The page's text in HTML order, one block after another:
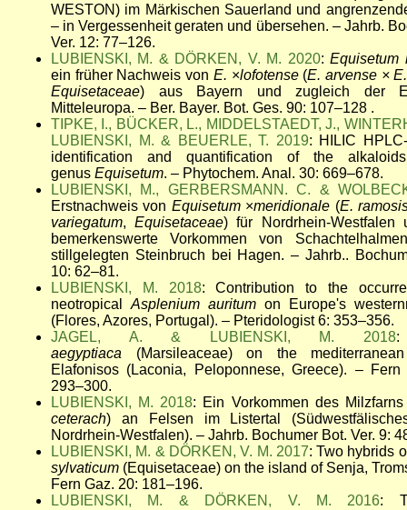
WESTON) im Märkischen Sauerland und
– in Vergessenheit geraten und übersehen. – Jahrb.
Ver. 12: 77–126.
LUBIENSKI, M. & DÖRKEN, V. M. 2020:Equisetum
ein früher Nachweis von E. ×lofotense(E. arvense ×
Equisetaceae) aus Bayern und zugleich der
Mitteleuropa. – Ber. Bayer. Bot. Ges. 90: 107–128 .
TIPKE, I., BÜCKER, L., MIDDELSTAEDT, J.,
LUBIENSKI, M. & BEUERLE, T. 2019: HILIC
identification and quantification of the
genus Equisetum. – Phytochem. Anal. 30: 669–678.
LUBIENSKI, M., GERBERSMANN. C. &
Erstnachweis von Equisetum ×meridionale (E.
variegatum,Equisetaceae) für Nordrhein-Westfalen
bemerkenswerte Vorkommen von
stillgelegten Steinbruch bei Hagen. – Jahrb..
10: 62–81.
LUBIENSKI, M. 2018: Contribution to the
neotropical Asplenium auritum on Europe's
(Flores, Azores, Portugal). – Pteridologist 6: 353–356.
JAGEL, A. & LUBIENSKI, M. 2018
aegyptiaca (Marsileaceae) on the
Elafonisos (Laconia, Peloponnese, Greece). – Fern
293–300.
LUBIENSKI, M. 2018: Ein Vorkommen des
ceterach) an Felsen im Listertal
Nordrhein-Westfalen). – Jahrb. Bochumer Bot. Ver. 9:
LUBIENSKI, M. & DÖRKEN, V. M. 2017: Two hybrids
sylvaticum (Equisetaceae) on the island of Senja,
Fern Gaz. 20: 181–196.
LUBIENSKI, M. & DÖRKEN, V. M. 2016: